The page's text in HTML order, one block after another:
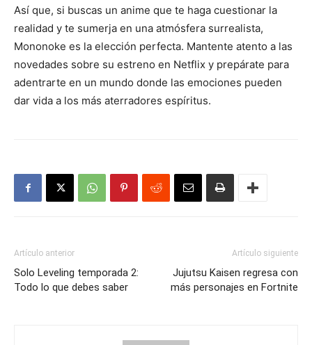
Así que, si buscas un anime que te haga cuestionar la
realidad y te sumerja en una atmósfera surrealista,
Mononoke es la elección perfecta. Mantente atento a las
novedades sobre su estreno en Netflix y prepárate para
adentrarte en un mundo donde las emociones pueden
dar vida a los más aterradores espíritus.
Artículo anterior
Solo Leveling temporada 2:
Todo lo que debes saber
Artículo siguiente
Jujutsu Kaisen regresa con
más personajes en Fortnite